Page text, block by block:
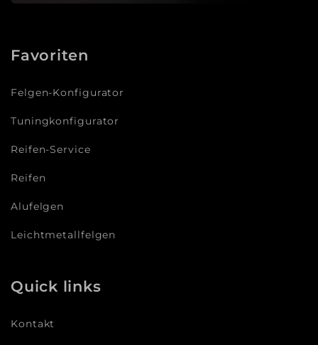
Favoriten
Felgen-Konfigurator
Tuningkonfigurator
Reifen-Service
Reifen
Alufelgen
Leichtmetallfelgen
Quick links
Kontakt